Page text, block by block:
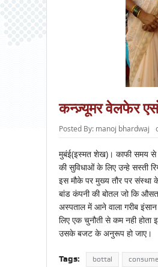
कन्ज़्यूमर वेलफेर
Posted By: manoj bhardwaj
मुबंई(इस्मत शेख)। काफी समय से
की सुविधाओं के लिए उन्हे सस्ती
इस मौके पर मुख्य तौर पर संस्था के
बांड कंपनी की बोतल जो कि
अस्पताल में आने वाला गरीब
लिए एक चुनौती से कम नही
उसके बजट के अनुरूप हो जाए।
Tags: bottal